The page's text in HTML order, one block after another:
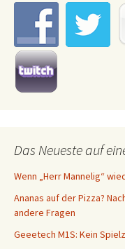
Das Neueste auf
Wenn „Herr Mannelig“
Ananas auf der Pizza?
andere Fragen
Geeetech M1S: Kein